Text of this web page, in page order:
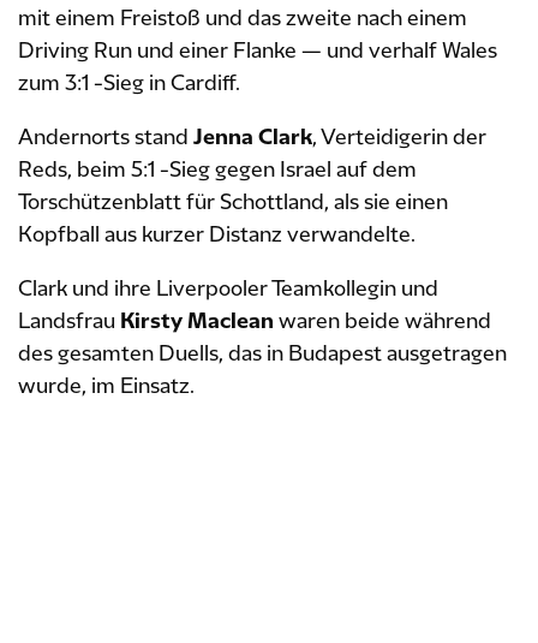
mit einem Freistoß und das zweite nach einem
Driving Run und einer Flanke — und verhalf Wales
zum 3:1 -Sieg in Cardiff.
Andernorts stand Jenna Clark, Verteidigerin der
Reds, beim 5:1 -Sieg gegen Israel auf dem
Torschützenblatt für Schottland, als sie einen
Kopfball aus kurzer Distanz verwandelte.
Clark und ihre Liverpooler Teamkollegin und
Landsfrau Kirsty Maclean waren beide während
des gesamten Duells, das in Budapest ausgetragen
wurde, im Einsatz.